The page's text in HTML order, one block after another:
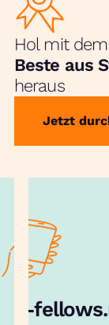
Hol mit dem
Beste aus
heraus
Jetzt